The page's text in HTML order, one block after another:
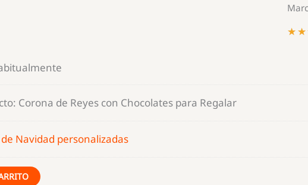
Corona de Reyes con Chocolates para Regalar
Navidad personalizadas